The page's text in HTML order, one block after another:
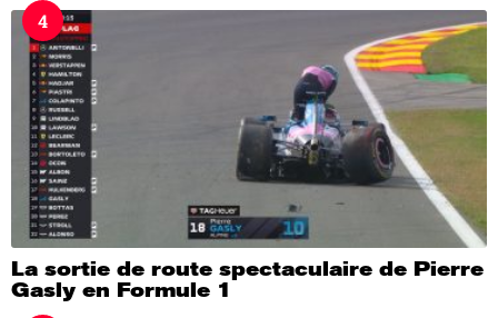
4
La sortie de route spectaculaire de Pierre
Gasly en Formule 1